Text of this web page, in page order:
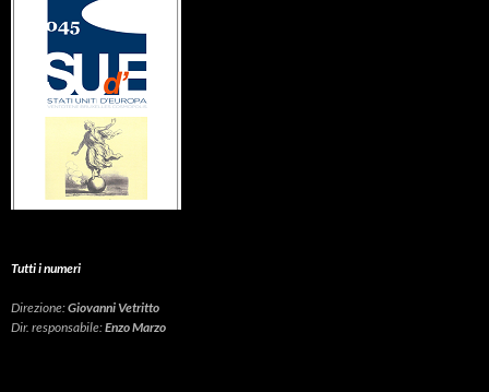
Tutti i numeri
Direzione:Giovanni Vetritto
Dir. responsabile:Enzo Marzo